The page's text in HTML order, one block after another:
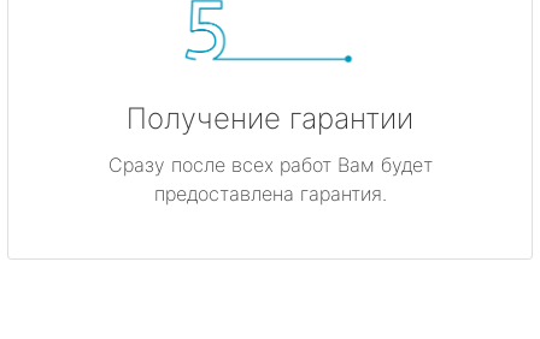
Получение гарантии
Сразу после всех работ Вам будет
предоставлена гарантия.